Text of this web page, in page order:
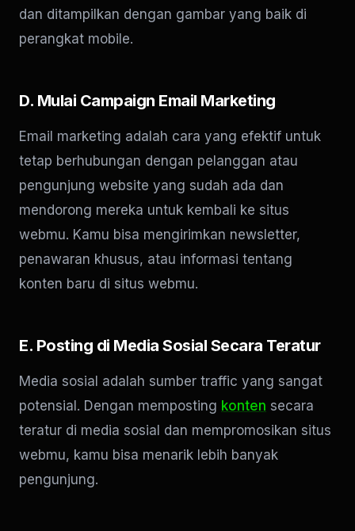
dan ditampilkan dengan gambar yang baik di
perangkat mobile.
D. Mulai Campaign Email Marketing
Email marketing adalah cara yang efektif untuk
tetap berhubungan dengan pelanggan atau
pengunjung website yang sudah ada dan
mendorong mereka untuk kembali ke situs
webmu. Kamu bisa mengirimkan newsletter,
penawaran khusus, atau informasi tentang
konten baru di situs webmu.
E. Posting di Media Sosial Secara Teratur
Media sosial adalah sumber traffic yang sangat
potensial. Dengan memposting konten secara
teratur di media sosial dan mempromosikan situs
webmu, kamu bisa menarik lebih banyak
pengunjung.